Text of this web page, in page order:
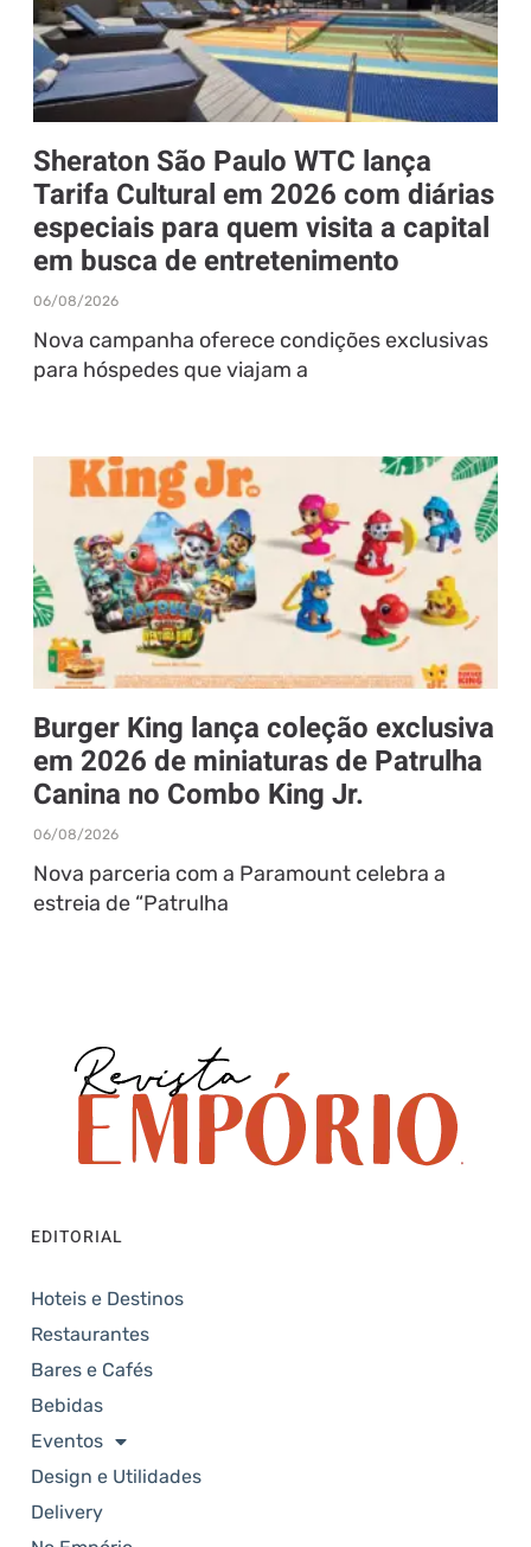
Sheraton São Paulo WTC lança
Tarifa Cultural em 2026 com diárias
especiais para quem visita a capital
em busca de entretenimento
06/08/2026
Nova campanha oferece condições exclusivas
para hóspedes que viajam a
Burger King lança coleção exclusiva
em 2026 de miniaturas de Patrulha
Canina no Combo King Jr.
06/08/2026
Nova parceria com a Paramount celebra a
estreia de “Patrulha
EDITORIAL
Hoteis e Destinos
Restaurantes
Bares e Cafés
Bebidas
Eventos
Design e Utilidades
Delivery